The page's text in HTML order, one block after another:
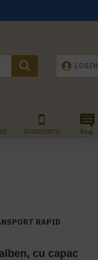
LOGIN
0740230170 Blog
RAPID
cu capac